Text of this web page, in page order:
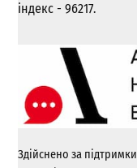
індекс - 96217.
Здійснено за